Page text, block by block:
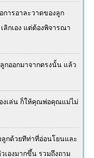
ารอาละวาดของลูก
ลิกเอง แต่ต้องพิจารณา
กออกมาจากตรงนั้น แล้ว
งเล่น ก็ให้คุณพ่อคุณแม่ไม่
ลูกด้วยทีท่าที่อ่อนโยนและ
เองมากขึ้น รวมถึงถาม